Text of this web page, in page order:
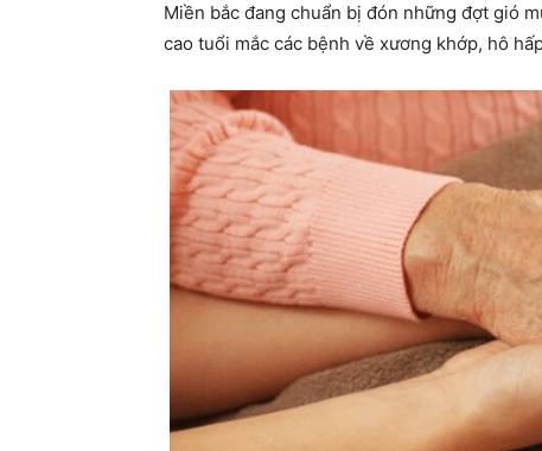
Miền bắc đang chuẩn bị đón những đợt gió
cao tuổi mắc các bệnh về xương khớp, hô